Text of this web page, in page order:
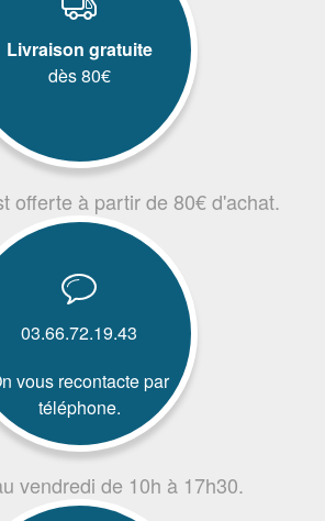
Livraison gratuite
dès 80€
offerte à partir de 80€ d'achat.
03.66.72.19.43
vous recontacte par
téléphone.
vendredi de 10h à 17h30.